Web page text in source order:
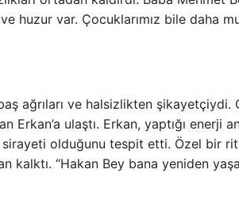
huzur var. Çocuklarımız bile daha
ağrıları ve halsizlikten şikayetçiydi.
ulaştı. Erkan, yaptığı enerji
olduğunu tespit etti. Özel bir
kalktı. “Hakan Bey bana yeniden